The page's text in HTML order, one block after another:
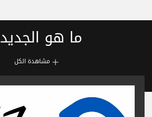
ما هو الجديد
مشاهدة الكل